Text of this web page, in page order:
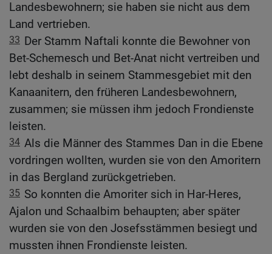
Landesbewohnern; sie haben sie nicht aus dem
Land vertrieben.
33 Der Stamm Naftali konnte die Bewohner von
Bet-Schemesch und Bet-Anat nicht vertreiben und
lebt deshalb in seinem Stammesgebiet mit den
Kanaanitern, den früheren Landesbewohnern,
zusammen; sie müssen ihm jedoch Frondienste
leisten.
34 Als die Männer des Stammes Dan in die Ebene
vordringen wollten, wurden sie von den Amoritern
in das Bergland zurückgetrieben.
35 So konnten die Amoriter sich in Har-Heres,
Ajalon und Schaalbim behaupten; aber später
wurden sie von den Josefsstämmen besiegt und
mussten ihnen Frondienste leisten.